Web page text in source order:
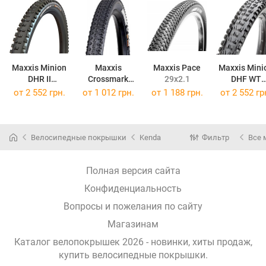
Maxxis Minion
DHR II
27.5x2.4 TB85962600
Maxxis
Crossmark
29x2.1
Maxxis Pace
29x2.1
Maxxis
DHF WT
от 2 552 грн. от 1 012 грн. от 1 188 грн. от 2 552
Велосипедные покрышки Kenda Фильтр Все
Полная версия сайта
Конфиденциальность
Вопросы и пожелания по сайту
Магазинам
Каталог велопокрышек 2026 - новинки, хиты продаж,
купить велосипедные покрышки.